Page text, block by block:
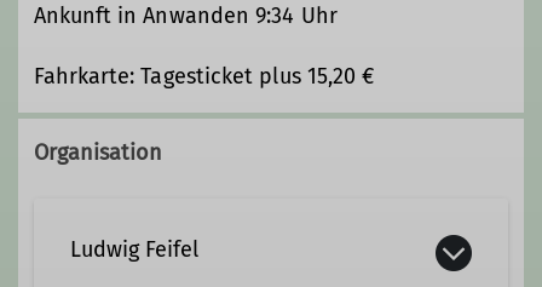
Ankunft in Anwanden 9:34 Uhr
Fahrkarte: Tagesticket plus 15,20 €
Organisation
Ludwig Feifel